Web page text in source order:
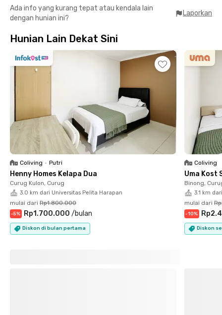
dengan fasilitas berupa kamar fully furnished, listrik, WiFi, AC,
layanan room cleaning, dan akses keamanan 24 jam. Yuk,
Ada info yang kurang tepat atau kendala lain
dengan hunian ini?
Laporkan
Hunian Lain Dekat Sini
Coliving • Putri
Henny Homes Kelapa Dua
Curug Kulon, Curug
3.0 km dari Universitas Pelita Harapan
mulai dari Rp1.800.000
-5% Rp1.700.000 /bulan
Diskon di bulan pertama
Coliving
Uma Kost
Binong,
3.1 km
mulai dari
-10%
Diskon